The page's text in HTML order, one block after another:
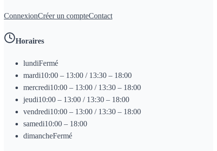
ConnexionCréer un compteContact
Horaires
lundiFermé
mardi10:00 – 13:00 / 13:30 – 18:00
mercredi10:00 – 13:00 / 13:30 – 18:00
jeudi10:00 – 13:00 / 13:30 – 18:00
vendredi10:00 – 13:00 / 13:30 – 18:00
samedi10:00 – 18:00
dimancheFermé